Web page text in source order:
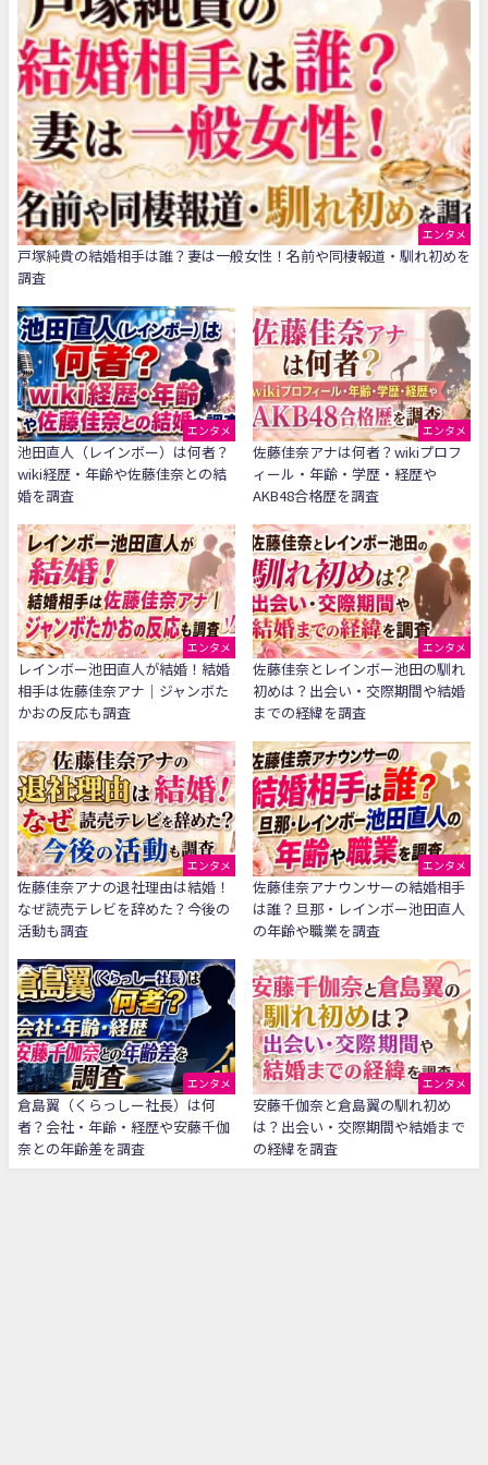
エンタメ
戸塚純貴の結婚相手は誰？妻は一般女性！名前や同棲報道・馴れ初めを
調査
エンタメ
池田直人（レインボー）は何者？
wiki経歴・年齢や佐藤佳奈との結
婚を調査
エンタメ
佐藤佳奈アナは何者？wikiプロフ
ィール・年齢・学歴・経歴や
AKB48合格歴を調査
エンタメ
レインボー池田直人が結婚！結婚
相手は佐藤佳奈アナ｜ジャンボた
かおの反応も調査
エンタメ
佐藤佳奈とレインボー池田の馴れ
初めは？出会い・交際期間や結婚
までの経緯を調査
エンタメ
佐藤佳奈アナの退社理由は結婚！
なぜ読売テレビを辞めた？今後の
活動も調査
エンタメ
佐藤佳奈アナウンサーの結婚相手
は誰？旦那・レインボー池田直人
の年齢や職業を調査
エンタメ
倉島翼（くらっしー社長）は何
者？会社・年齢・経歴や安藤千伽
奈との年齢差を調査
エンタメ
安藤千伽奈と倉島翼の馴れ初め
は？出会い・交際期間や結婚まで
の経緯を調査